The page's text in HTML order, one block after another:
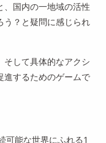
、国内の一地域の活性
う？と疑問に感じられ
そして具体的なアクシ
進するためのゲームで
可能な世界にふれる1